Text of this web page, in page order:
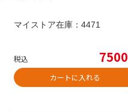
マイストア在庫： 4471
税込 7500
カートに入れる